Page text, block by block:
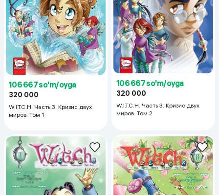
106 667 so'm/oyga
320 000
W.I.T.C.H. Часть 3. Кризис двух
миров. Том 1
106 667 so'm/oyga
320 000
W.I.T.C.H. Часть 3. Кризис двух
миров. Том 2